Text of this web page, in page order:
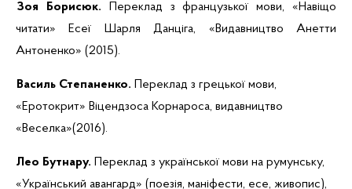
Зоя Борисюк.
Переклад з французької мови, «Навіщо
читати» Есеї ШарляДанціга, «ВидавництвоАнетти
Антоненко» (2015).
Василь Степаненко. Переклад з грецької мови,
«Еротокрит» Віцендзоса Корнароса, видавництво
«Веселка»(2016).
Лео Бутнару.
Переклад з української мови на румунську,
«Український авангард» (поезія, маніфести, есе, живопис),